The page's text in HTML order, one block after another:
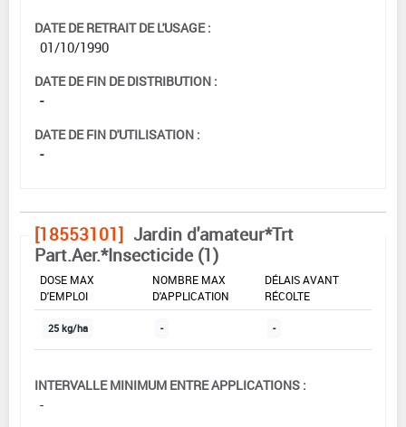
DATE DE RETRAIT DE L'USAGE :
01/10/1990
DATE DE FIN DE DISTRIBUTION :
-
DATE DE FIN D'UTILISATION :
-
[18553101] Jardin d'amateur*Trt
Part.Aer.*Insecticide (1)
DOSE MAX
D'EMPLOI
NOMBRE MAX
D'APPLICATION
DÉLAIS AVANT
RÉCOLTE
25 kg/ha - -
INTERVALLE MINIMUM ENTRE APPLICATIONS :
-